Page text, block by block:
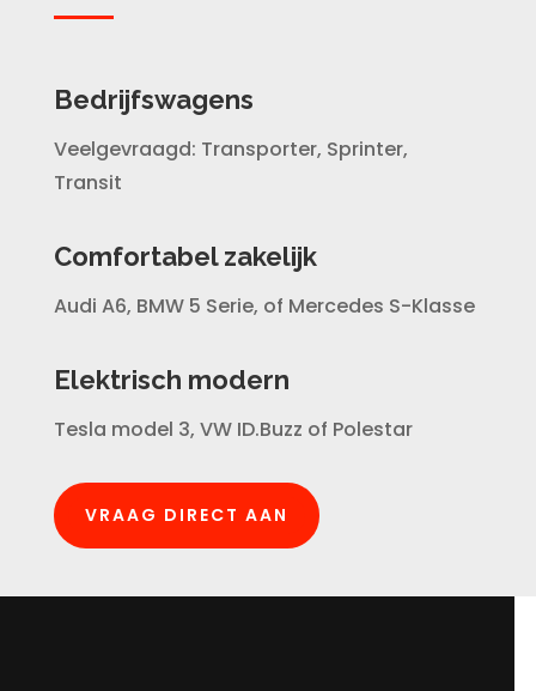
Bedrijfswagens
Veelgevraagd: Transporter, Sprinter,
Transit
Comfortabel zakelijk
Audi A6, BMW 5 Serie, of Mercedes S-Klasse
Elektrisch modern
Tesla model 3, VW ID.Buzz of Polestar
VRAAG DIRECT AAN